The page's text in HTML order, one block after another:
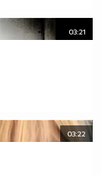
03:21
03:22